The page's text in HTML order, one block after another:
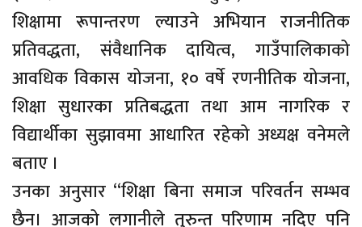
शिक्षामा रूपान्तरण ल्याउने अभियान राजनीतिक
प्रतिवद्धता, संवैधानिक दायित्व, गाउँपालिकाको
आवधिक विकास योजना, १० वर्षे रणनीतिक योजना,
शिक्षा सुधारका प्रतिबद्धता तथा आम नागरिक र
विद्यार्थीका सुझावमा आधारित रहेको अध्यक्ष वनेमले
बताए ।
उनका अनुसार “शिक्षा बिना समाज परिवर्तन सम्भव
छैन। आजको लगानीले तुरुन्त परिणाम नदिए पनि